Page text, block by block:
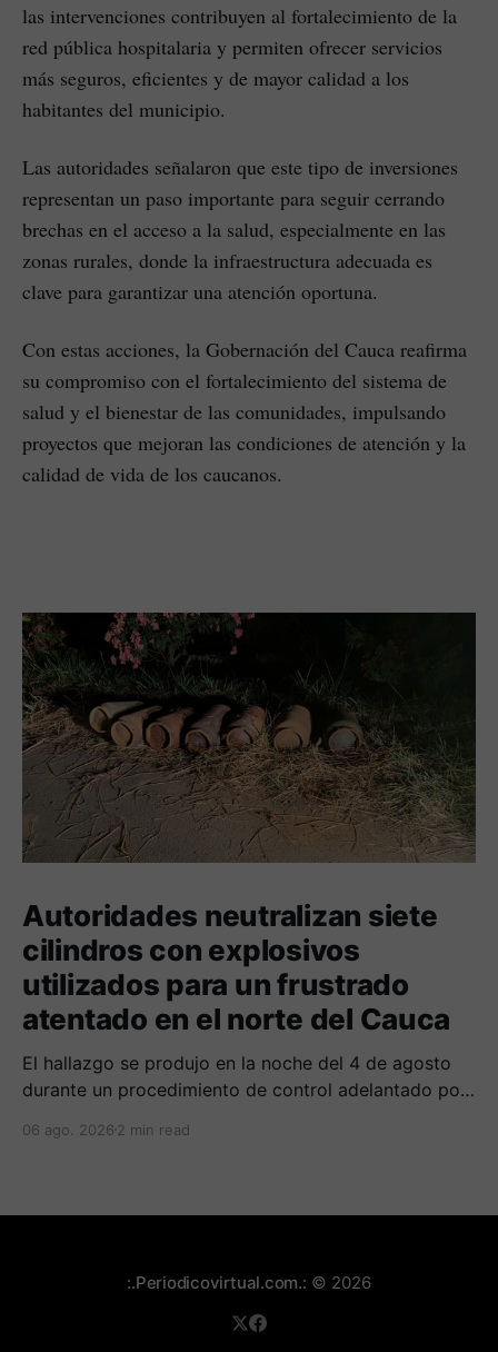
las intervenciones contribuyen al fortalecimiento de la
red pública hospitalaria y permiten ofrecer servicios
más seguros, eficientes y de mayor calidad a los
habitantes del municipio.
Las autoridades señalaron que este tipo de inversiones
representan un paso importante para seguir cerrando
brechas en el acceso a la salud, especialmente en las
zonas rurales, donde la infraestructura adecuada es
clave para garantizar una atención oportuna.
Con estas acciones, la Gobernación del Cauca reafirma
su compromiso con el fortalecimiento del sistema de
salud y el bienestar de las comunidades, impulsando
proyectos que mejoran las condiciones de atención y la
calidad de vida de los caucanos.
Autoridades neutralizan siete
cilindros con explosivos
utilizados para un frustrado
atentado en el norte del Cauca
El hallazgo se produjo en la noche del 4 de agosto
durante un procedimiento de control adelantado por
06 ago. 2026 2 min read
:.Periodicovirtual.com.: © 2026